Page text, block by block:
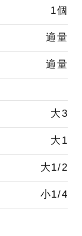
1個
適量
適量
大3
大1
大1/2
小1/4